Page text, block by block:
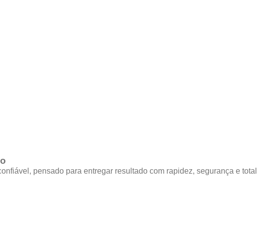
pensado para entregar resultado com rapidez, segurança e